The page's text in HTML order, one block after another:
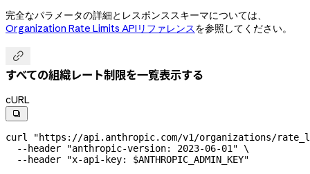
完全なパラメータの詳細とレスポンススキーマについては、
Organization Rate Limits APIリファレンスを参照してください。

すべての組織レート制限を一覧表示する
cURL

curl
"https://api.anthropic.com/v1/organizations/
  --header
"anthropic-version: 2023-06-01" \
  --header
"x-api-key: $ANTHROPIC_ADMIN_KEY"